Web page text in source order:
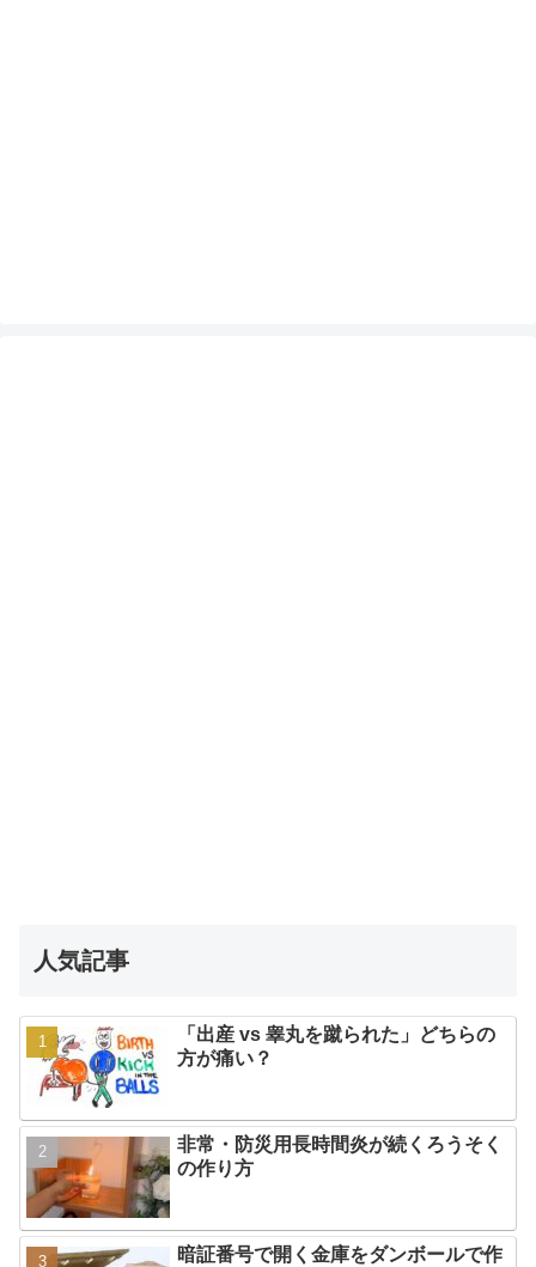
人気記事
「出産 vs 睾丸を蹴られた」どちらの
方が痛い？
非常・防災用長時間炎が続くろうそく
の作り方
暗証番号で開く金庫をダンボールで作